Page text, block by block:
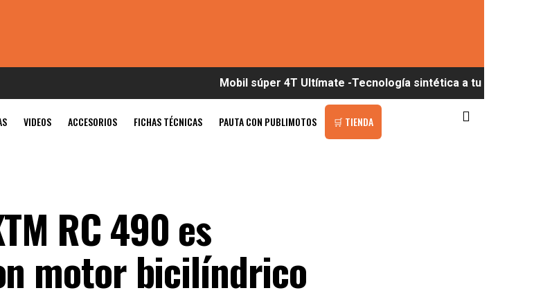
Mobil súper 4T Ultímate -Tecnología sintética a tu alcance
VIDEOS ACCESORIOS FICHAS TÉCNICAS PAUTA CON PUBLIMOTOS 🛒 TIENDA
RC 490 es
motor bicilíndrico